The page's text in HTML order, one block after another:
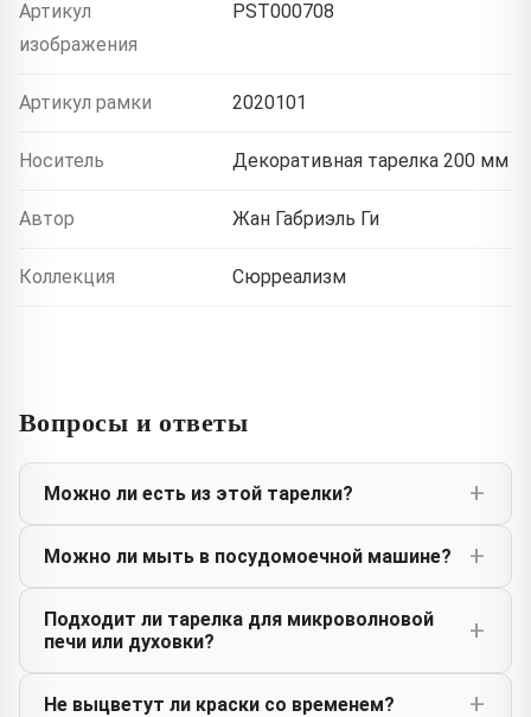
Артикул
изображения
PST000708
Артикул рамки 2020101
Носитель Декоративная тарелка 200 мм
Автор Жан Габриэль Ги
Коллекция Сюрреализм
Вопросы и ответы
Можно ли есть из этой тарелки?
Можно ли мыть в посудомоечной машине?
Подходит ли тарелка для микроволновой
печи или духовки?
Не выцветут ли краски со временем?